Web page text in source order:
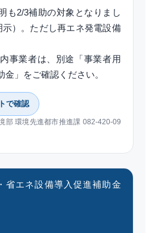
も2/3補助の対象となりまし
）。ただし再エネ発電設備
事業者は、別途「事業者用
」をご確認ください。
で確認
部 環境先進都市推進課 082-420-09
エネ設備導入促進補助金